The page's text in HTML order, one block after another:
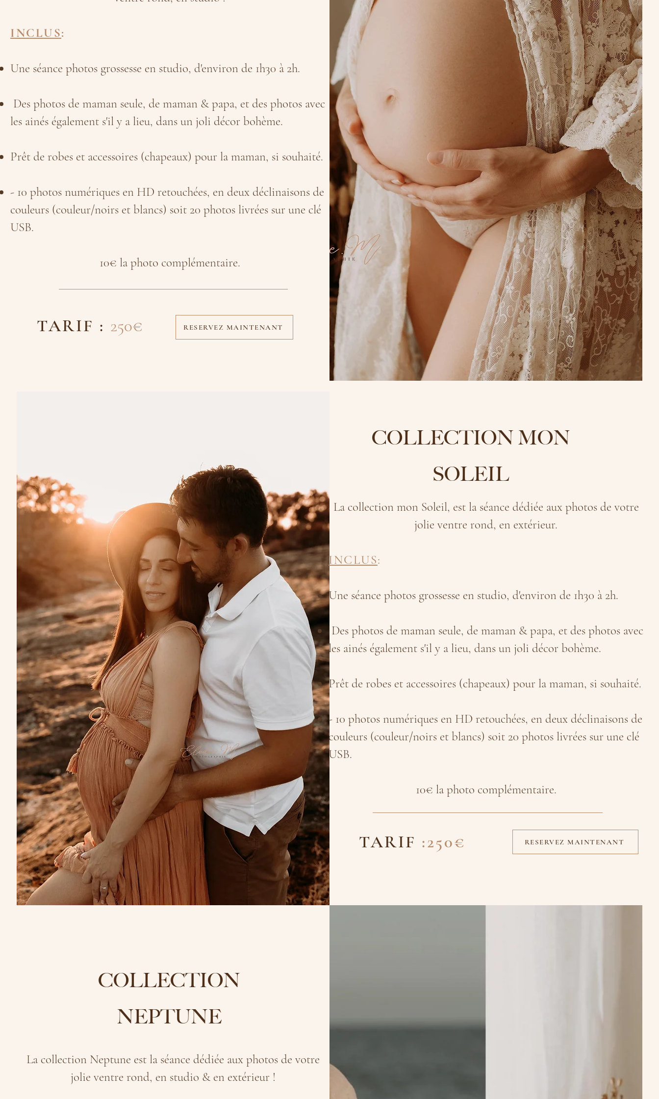
INCLUS:
Une séance photos grossesse en studio, d'environ de 1h30 à 2h.
Des photos de maman seule, de maman & papa, et des photos avec
les ainés également s'il y a lieu, dans un joli décor bohème.
Prêt de robes et accessoires (chapeaux) pour la maman, si souhaité.
- 10 photos numériques en HD retouchées, en deux déclinaisons de
couleurs (couleur/noirs et blancs) soit 20 photos livrées sur une clé
USB.
10€ la photo complémentaire.
TARIF : 250€ RESERVEZ MAINTENANT
COLLECTION MON
SOLEIL
La collection mon Soleil, est la séance dédiée aux photos de votre
jolie ventre rond, en extérieur.
INCLUS:
Une séance photos grossesse en studio, d'environ de 1h30 à 2h.
Des photos de maman seule, de maman & papa, et des photos avec
les ainés également s'il y a lieu, dans un joli décor bohème.
Prêt de robes et accessoires (chapeaux) pour la maman, si souhaité.
- 10 photos numériques en HD retouchées, en deux déclinaisons de
couleurs (couleur/noirs et blancs) soit 20 photos livrées sur une clé
USB.
10€ la photo complémentaire.
TARIF :250€ RESERVEZ MAINTENANT
COLLECTION
NEPTUNE
La collection Neptune est la séance dédiée aux photos de votre
jolie ventre rond, en studio & en extérieur !